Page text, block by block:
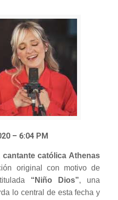
– 6:04 PM
católica Athenas
original con motivo de
“Niño Dios”, una
lo central de esta fecha y